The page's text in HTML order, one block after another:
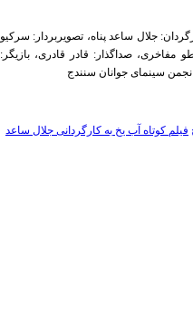
جلال ساعد پناه، تصویربردار: سرکیو
مفاخری، صداگذار: قادر قادری، بازیگر:
سینمای جوانان سنندج
فیلم کوتاه آب یخ به کارگردانی جلال ساعد